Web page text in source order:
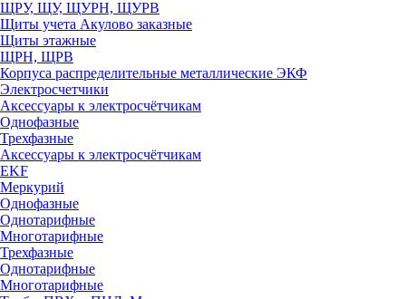
ЩРУ, ЩУ, ЩУРН, ЩУРВ
Щиты учета Акулово заказные
Щиты этажные
ЩРН, ЩРВ
Корпуса распределительные металлические ЭКФ
Электросчетчики
Аксессуары к электросчётчикам
Однофазные
Трехфазные
Аксессуары к электросчётчикам
EKF
Меркурий
Однофазные
Однотарифные
Многотарифные
Трехфазные
Однотарифные
Многотарифные